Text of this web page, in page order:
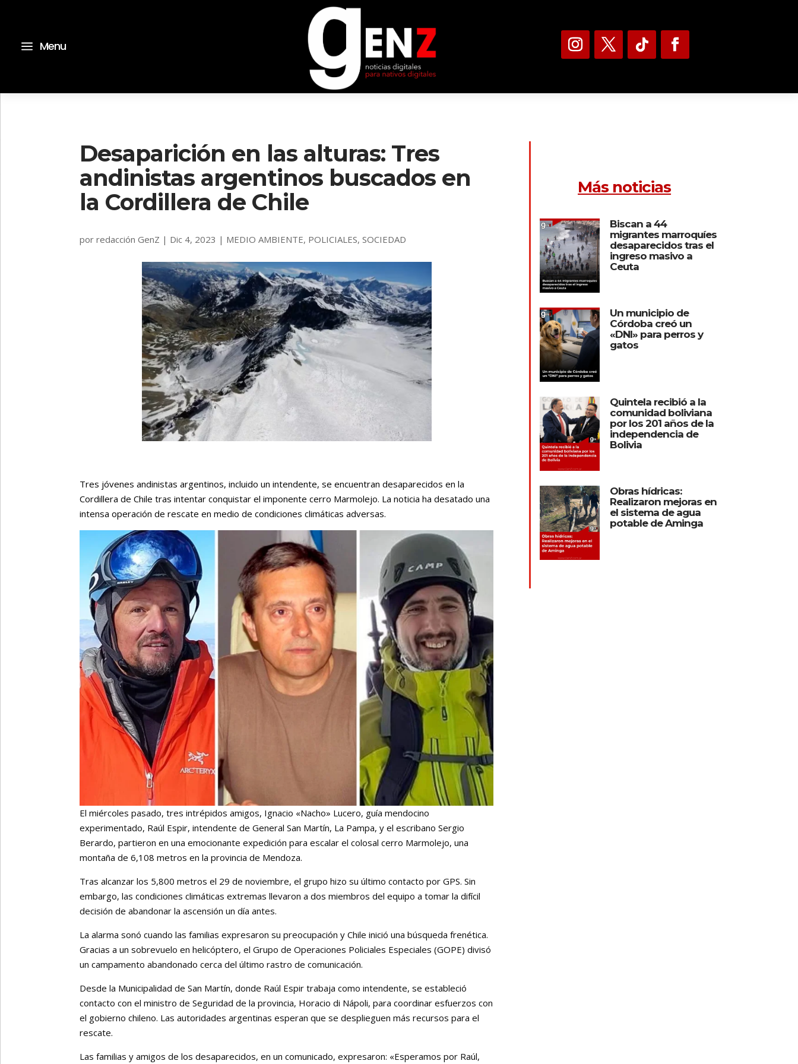
a Menu
Desaparición en las alturas: Tres
andinistas argentinos buscados en
la Cordillera de Chile
porredacción GenZ | Dic 4, 2023 | MEDIO AMBIENTE, POLICIALES,SOCIEDAD
Tres jóvenes andinistas argentinos, incluido un intendente, se encuentran desaparecidos en la
Cordillera de Chile tras intentar conquistar el imponente cerro Marmolejo. La noticia ha desatado una
intensa operación de rescate en medio de condiciones climáticas adversas.
El miércoles pasado, tres intrépidos amigos, Ignacio «Nacho» Lucero, guía mendocino
experimentado, Raúl Espir, intendente de General San Martín, La Pampa, y el escribano Sergio
Berardo, partieron en una emocionante expedición para escalar el colosal cerro Marmolejo, una
montaña de 6,108 metros en la provincia de Mendoza.
Tras alcanzar los 5,800 metros el 29 de noviembre, el grupo hizo su último contacto por GPS. Sin
embargo, las condiciones climáticas extremas llevaron a dos miembros del equipo a tomar la difícil
decisión de abandonar la ascensión un día antes.
La alarma sonó cuando las familias expresaron su preocupación y Chile inició una búsqueda frenética.
Gracias a un sobrevuelo en helicóptero, el Grupo de Operaciones Policiales Especiales (GOPE) divisó
un campamento abandonado cerca del último rastro de comunicación.
Desde la Municipalidad de San Martín, donde Raúl Espir trabaja como intendente, se estableció
contacto con el ministro de Seguridad de la provincia, Horacio di Nápoli, para coordinar esfuerzos con
el gobierno chileno. Las autoridades argentinas esperan que se desplieguen más recursos para el
rescate.
Las familias y amigos de los desaparecidos, en un comunicado, expresaron: «Esperamos por Raúl,
Más noticias
Biscan a 44
migrantes marroquíes
desaparecidos tras el
ingreso masivo a
Ceuta
Un municipio de
Córdoba creó un
«DNI» para perros y
gatos
Quintela recibió a la
comunidad boliviana
por los 201 años de la
independencia de
Bolivia
Obras hídricas:
Realizaron mejoras en
el sistema de agua
potable de Aminga